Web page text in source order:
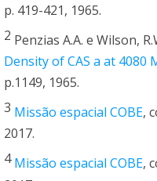
p. 419-421, 1965.
2 Penzias A.A. e Wilson,
Density of CAS a at 4080
p.1149, 1965.
3 Missão espacial COBE,
2017.
4 Missão espacial COBE,